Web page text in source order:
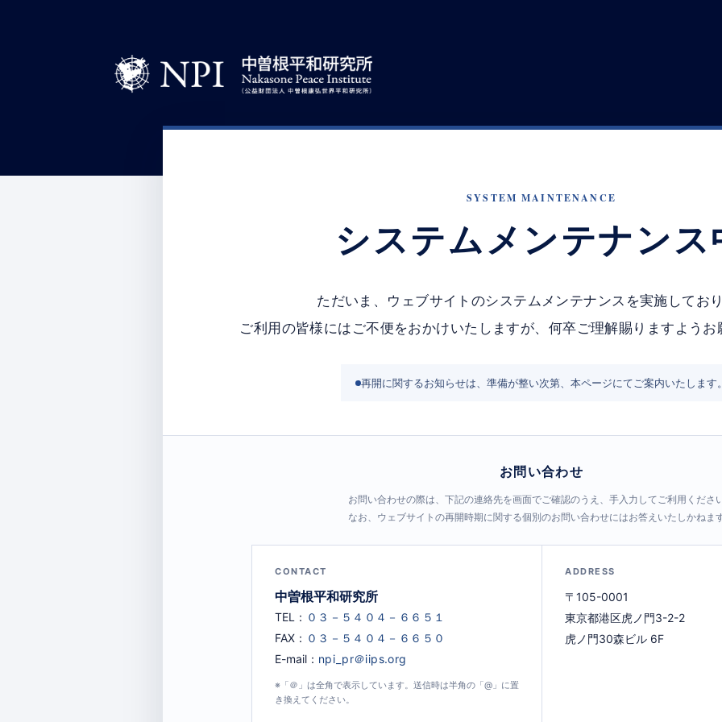
SYSTEM MAINTENANCE
システムメンテナンス
ただいま、ウェブサイトのシステムメンテナンスを実施しており
ご利用の皆様にはご不便をおかけいたしますが、何卒ご理解賜りますようお
再開に関するお知らせは、準備が整い次第、本ページにてご案内いたします。
お問い合わせ
お問い合わせの際は、下記の連絡先を画面でご確認のうえ、手入力してご利用ください
なお、ウェブサイトの再開時期に関する個別のお問い合わせにはお答えいたしかねます
CONTACT
中曽根平和研究所
TEL：
FAX：
E-mail：
※「＠」は全角で表示しています。送信時は半角の「@」に置
き換えてください。
ADDRESS
〒105-0001
東京都港区虎ノ門3-2-2
虎ノ門30森ビル 6F